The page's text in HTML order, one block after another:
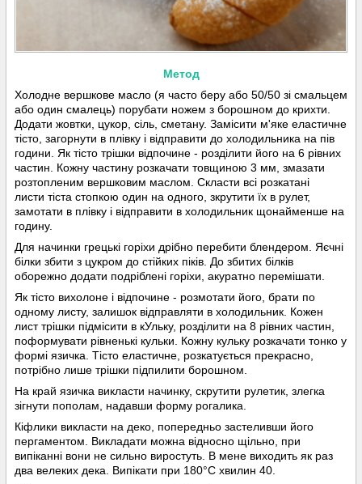
Метод
Холодне вершкове масло (я часто беру або 50/50 зі смальцем
або один смалець) порубати ножем з борошном до крихти.
Додати жовтки, цукор, сіль, сметану. Замісити м'яке еластичне
тісто, загорнути в плівку і відправити до холодильника на пів
години. Як тісто трішки відпочине - розділити його на 6 рівних
частин. Кожну частину розкачати товщиною 3 мм, змазати
розтопленим вершковим маслом. Скласти всі розкатані
листи тіста стопкою один на одного, зкрутити їх в рулет,
замотати в плівку і відправити в холодильник щонайменше на
годину.
Для начинки грецькі горіхи дрібно перебити блендером. Яєчні
білки збити з цукром до стійких піків. До збитих білків
оборежно додати подріблені горіхи, акуратно перемішати.
Як тісто вихолоне і відпочине - розмотати його, брати по
одному листу, залишок відправляти в холодильник. Кожен
лист трішки підмісити в кУльку, розділити на 8 рівних частин,
поформувати рівненькі кульки. Кожну кульку розкачати тонко у
формі язичка. Тісто еластичне, розкатується прекрасно,
потрібно лише трішки підпилити борошном.
На край язичка викласти начинку, скрутити рулетик, злегка
зігнути пополам, надавши форму рогалика.
Кіфлики викласти на деко, попередньо застеливши його
пергаментом. Викладати можна відносно щільно, при
випіканні вони не сильно виростуть. В мене виходить як раз
два велеких дека. Випікати при 180°С хвилин 40.